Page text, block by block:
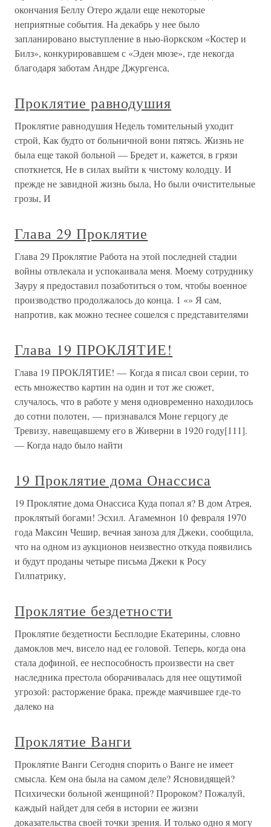
окончания Беллу Отеро ждали еще некоторые
неприятные события. На декабрь у нее было
запланировано выступление в нью-йоркском «Костер и
Билз», конкурировавшем с «Эден мюзе», где некогда
благодаря заботам Андре Джургенса,
Проклятие равнодушия
Проклятие равнодушия Недель томительный уходит
строй, Как будто от больничной вони пятясь. Жизнь не
была еще такой больной — Бредет и, кажется, в грязи
споткнется, Не в силах выйти к чистому колодцу. И
прежде не завидной жизнь была, Но были очистительные
грозы, И
Глава 29 Проклятие
Глава 29 Проклятие Работа на этой последней стадии
войны отвлекала и успокаивала меня. Моему сотруднику
Зауру я предоставил позаботиться о том, чтобы военное
производство продолжалось до конца. 1 «» Я сам,
напротив, как можно теснее сошелся с представителями
Глава 19 ПРОКЛЯТИЕ!
Глава 19 ПРОКЛЯТИЕ! — Когда я писал свои серии, то
есть множество картин на один и тот же сюжет,
случалось, что в работе у меня одновременно находилось
до сотни полотен, — признавался Моне герцогу де
Тревизу, навещавшему его в Живерни в 1920 году[111].
— Когда надо было найти
19 Проклятие дома Онассиса
19 Проклятие дома Онассиса Куда попал я? В дом Атрея,
проклятый богами! Эсхил. Агамемнон 10 февраля 1970
года Максин Чешир, вечная заноза для Джеки, сообщила,
что на одном из аукционов неизвестно откуда появились
и будут проданы четыре письма Джеки к Росу
Гилпатрику,
Проклятие бездетности
Проклятие бездетности Бесплодие Екатерины, словно
дамоклов меч, висело над ее головой. Теперь, когда она
стала дофиной, ее неспособность произвести на свет
наследника престола оборачивалась для нее ощутимой
угрозой: расторжение брака, прежде маячившее где-то
далеко на
Проклятие Ванги
Проклятие Ванги Сегодня спорить о Ванге не имеет
смысла. Кем она была на самом деле? Ясновидящей?
Психически больной женщиной? Пророком? Пожалуй,
каждый найдет для себя в истории ее жизни
доказательства своей точки зрения. И только одно я могу